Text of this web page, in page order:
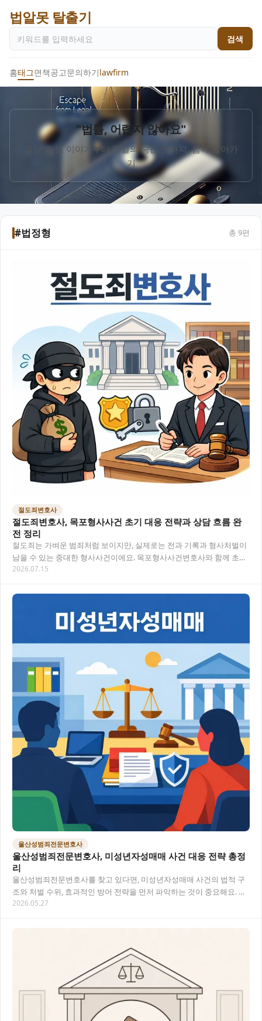
법알못 탈출기
검색
홈태그면책공고문의하기lawfirm
"법률, 어렵지 않아요"
일상 속 법 이야기부터 판결의 숨은 뜻까지, 함께 알아가
기
#법정형 총 9편
절도죄변호사
절도죄변호사, 목포형사사건 초기 대응 전략과 상담 흐름 완
전 정리
절도죄는 가벼운 범죄처럼 보이지만, 실제로는 전과 기록과 형사처벌이
남을 수 있는 중대한 형사사건이에요. 목포형사사건변호사와 함께 초기
대응 전략을 세우는 것이 결과를 크게 바꿀…
2026.07.15
울산성범죄전문변호사
울산성범죄전문변호사, 미성년자성매매 사건 대응 전략 총정
리
울산성범죄전문변호사를 찾고 있다면, 미성년자성매매 사건의 법적 구
조와 처벌 수위, 효과적인 방어 전략을 먼저 파악하는 것이 중요해요. 이
글에서 핵심 정보를 한눈에 정리했습니다.…
2026.05.27